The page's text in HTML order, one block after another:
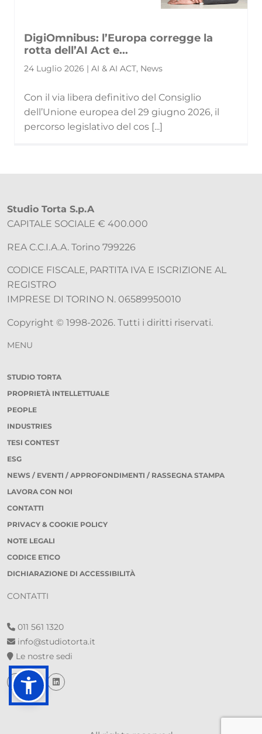
DigiOmnibus: l’Europa corregge la
rotta dell’AI Act e...
24 Luglio 2026 | AI & AI ACT, News
Con il via libera definitivo del Consiglio
dell’Unione europea del 29 giugno 2026, il
percorso legislativo del cos [...]
Studio Torta S.p.A
CAPITALE SOCIALE € 400.000
REA C.C.I.A.A. Torino 799226
CODICE FISCALE, PARTITA IVA E ISCRIZIONE AL
REGISTRO
IMPRESE DI TORINO N. 06589950010
Copyright © 1998-2026. Tutti i diritti riservati.
MENU
STUDIO TORTA
PROPRIETÀ INTELLETTUALE
PEOPLE
INDUSTRIES
TESI CONTEST
ESG
NEWS / EVENTI / APPROFONDIMENTI / RASSEGNA STAMPA
LAVORA CON NOI
CONTATTI
PRIVACY & COOKIE POLICY
NOTE LEGALI
CODICE ETICO
DICHIARAZIONE DI ACCESSIBILITÀ
CONTATTI
011 561 1320
info@studiotorta.it
Le nostre sedi